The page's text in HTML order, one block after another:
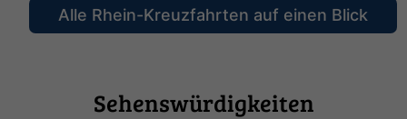
Alle Rhein-Kreuzfahrten auf einen Blick
Sehenswürdigkeiten